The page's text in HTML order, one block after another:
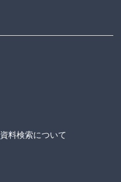
資料検索について